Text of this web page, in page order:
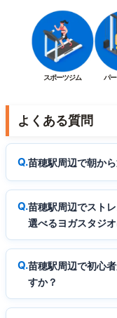
スポーツジム パ
よくある質問
苗穂駅周辺で朝か
苗穂駅周辺でスト
選べるヨガスタジ
苗穂駅周辺で初心
すか？